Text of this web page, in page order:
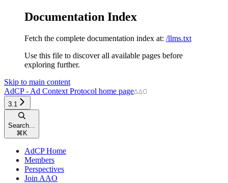
Documentation Index
Fetch the complete documentation index at: /llms.txt
Use this file to discover all available pages before
exploring further.
Skip to main content
AdCP - Ad Context Protocol home page
3.1
Search...
⌘ K
AdCP Home
Members
Perspectives
Join AAO